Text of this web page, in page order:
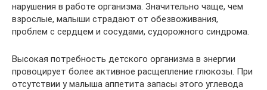
нарушения в работе организма. Значительно чаще, чем
взрослые, малыши страдают от обезвоживания,
проблем с сердцем и сосудами, судорожного синдрома.
Высокая потребность детского организма в энергии
провоцирует более активное расщепление глюкозы. При
отсутствии у малыша аппетита запасы этого углевода